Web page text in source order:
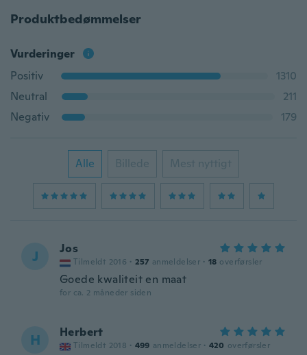
Produktbedømmelser
Vurderinger
Positiv
1310
Neutral
211
Negativ
179
Alle Billede Mest nyttigt
J Jos
Tilmeldt 2016 · 257 anmeldelser · 18 overførsler
Goede kwaliteit en maat
for ca. 2 måneder siden
H Herbert
Tilmeldt 2018 · 499 anmeldelser · 420 overførsler